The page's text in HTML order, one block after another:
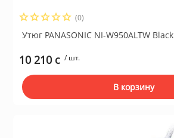
(0)
Утюг PANASONIC NI-W950ALTW Black
10 210 c / шт.
В корзину